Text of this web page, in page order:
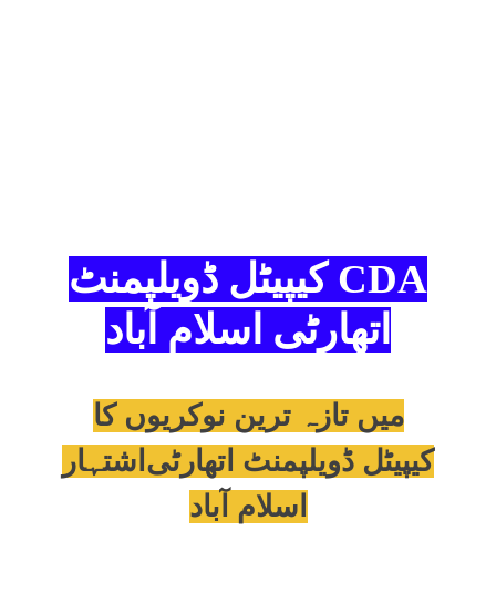
CDA کیپیٹل ڈویلپمنٹ
اتھارٹی اسلام آباد
میں تازہ ترین نوکریوں کا
اشتہار کیپیٹل ڈویلپمنٹ اتھارٹی
اسلام آباد